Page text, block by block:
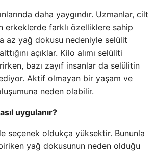
daha yaygındır. Uzmanlar, cilt
erkeklerde farklı özelliklere sahip
az yağ dokusu nedeniyle selülit
açıklar. Kilo alımı selüliti
bazı zayıf insanlar da selülitin
Aktif olmayan bir yaşam ve
neden olabilir.
uygulanır?
seçenek oldukça yüksektir. Bununla
yağ dokusunun neden olduğu